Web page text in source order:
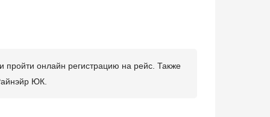
пройти онлайн регистрацию на рейс. Также
ЮК.